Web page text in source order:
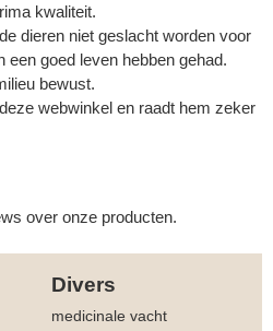
kwaliteit.
dieren niet geslacht worden voor
een goed leven hebben gehad.
bewust.
webwinkel en raadt hem zeker
over onze producten.
Divers
medicinale vacht